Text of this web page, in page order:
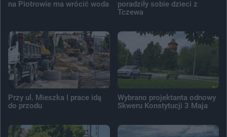
na Piotrowie ma wrócić woda
poradziły sobie dzieci z
Tczewa
Przy ul. Mieszka I prace idą
do przodu
Wybrano projektanta odnowy
Skweru Konstytucji 3 Maja